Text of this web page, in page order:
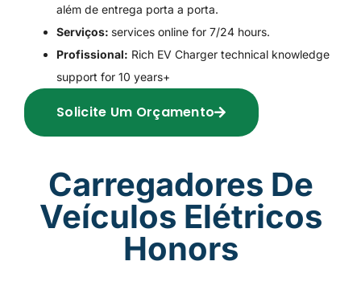
além de entrega porta a porta.
Serviços: services online for 7/24 hours.
Profissional: Rich EV Charger technical knowledge
support for 10 years+
Solicite Um Orçamento
Carregadores De
Veículos Elétricos
Honors